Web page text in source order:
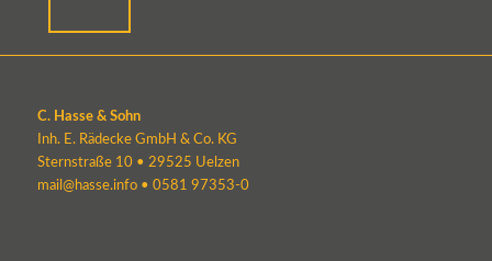
C. Hasse & Sohn
Inh. E. Rädecke GmbH & Co. KG
Sternstraße 10 • 29525 Uelzen
mail@hasse.info• 0581 97353-0